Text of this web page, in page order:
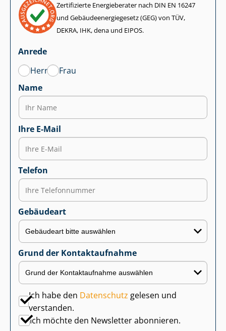
Zertifizierte Energieberater nach DIN EN 16247
und Ge­bäu­de­en­er­gie­ge­setz (GEG) von TÜV,
DEKRA, IHK, dena und EIPOS.
Anrede
Herr
Frau
Name
Ihre E-Mail
Telefon
Gebäudeart
Grund der Kontaktaufnahme
Ich habe den Datenschutz gelesen und
verstanden.
Ich möchte den Newsletter abonnieren.